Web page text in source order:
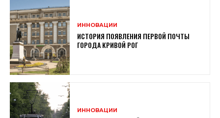
ИННОВАЦИИ
ИСТОРИЯ ПОЯВЛЕНИЯ ПЕРВОЙ ПОЧТЫ
ГОРОДА КРИВОЙ РОГ
ИННОВАЦИИ